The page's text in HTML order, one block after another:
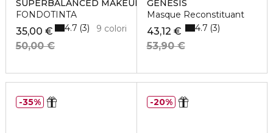
SUPERBALANCED MAKEUP
FONDOTINTA
35,00 €
50,00 €
9 colori
4.7 3
GENESIS
Masque Reconstituant
43,12 €
53,90 €
4.7 3
35% 20%